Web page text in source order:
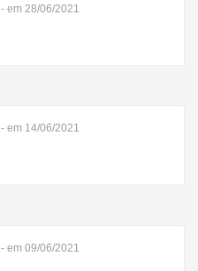
- em 28/06/2021
- em 14/06/2021
- em 09/06/2021